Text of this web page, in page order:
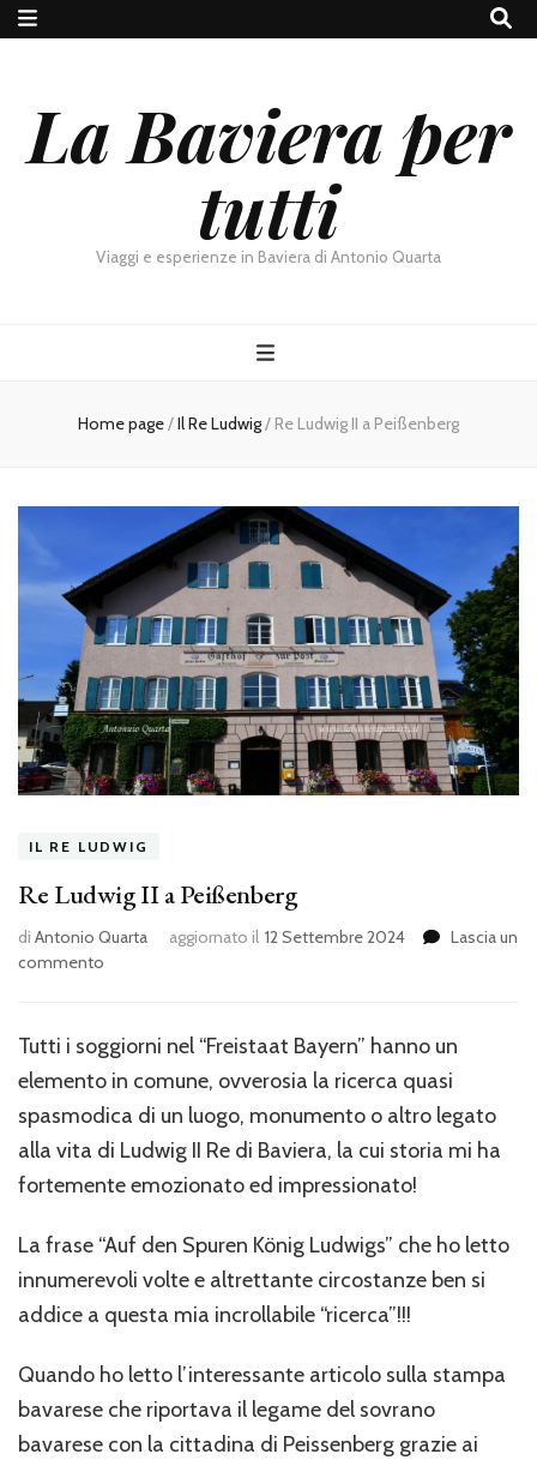
La Baviera per
tutti
Viaggi e esperienze in Baviera di Antonio Quarta
Home page/Il Re Ludwig/ Re Ludwig II a Peißenberg
IL RE LUDWIG
Re Ludwig II a Peißenberg
di Antonio Quarta aggiornato il 12 Settembre 2024
Lascia un
commento
a
Peißenberg
Tutti i soggiorni nel “Freistaat Bayern” hanno un
elemento in comune, ovverosia la ricerca quasi
spasmodica di un luogo, monumento o altro legato
alla vita di Ludwig II Re di Baviera, la cui storia mi ha
fortemente emozionato ed impressionato!
La frase “Auf den Spuren König Ludwigs” che ho letto
innumerevoli volte e altrettante circostanze ben si
addice a questa mia incrollabile “ricerca”!!!
Quando ho letto l’interessante articolo sulla stampa
bavarese che riportava il legame del sovrano
bavarese con la cittadina di Peissenberg grazie ai